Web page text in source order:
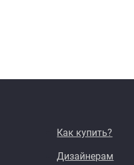
Как купить?
Дизайнерам